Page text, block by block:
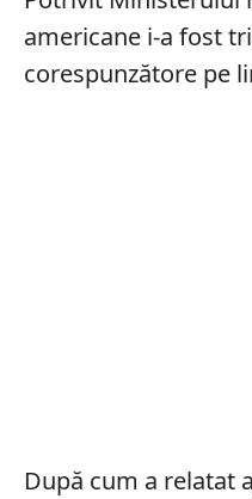
americane i-a fost
corespunzătore pe
După cum a relatat